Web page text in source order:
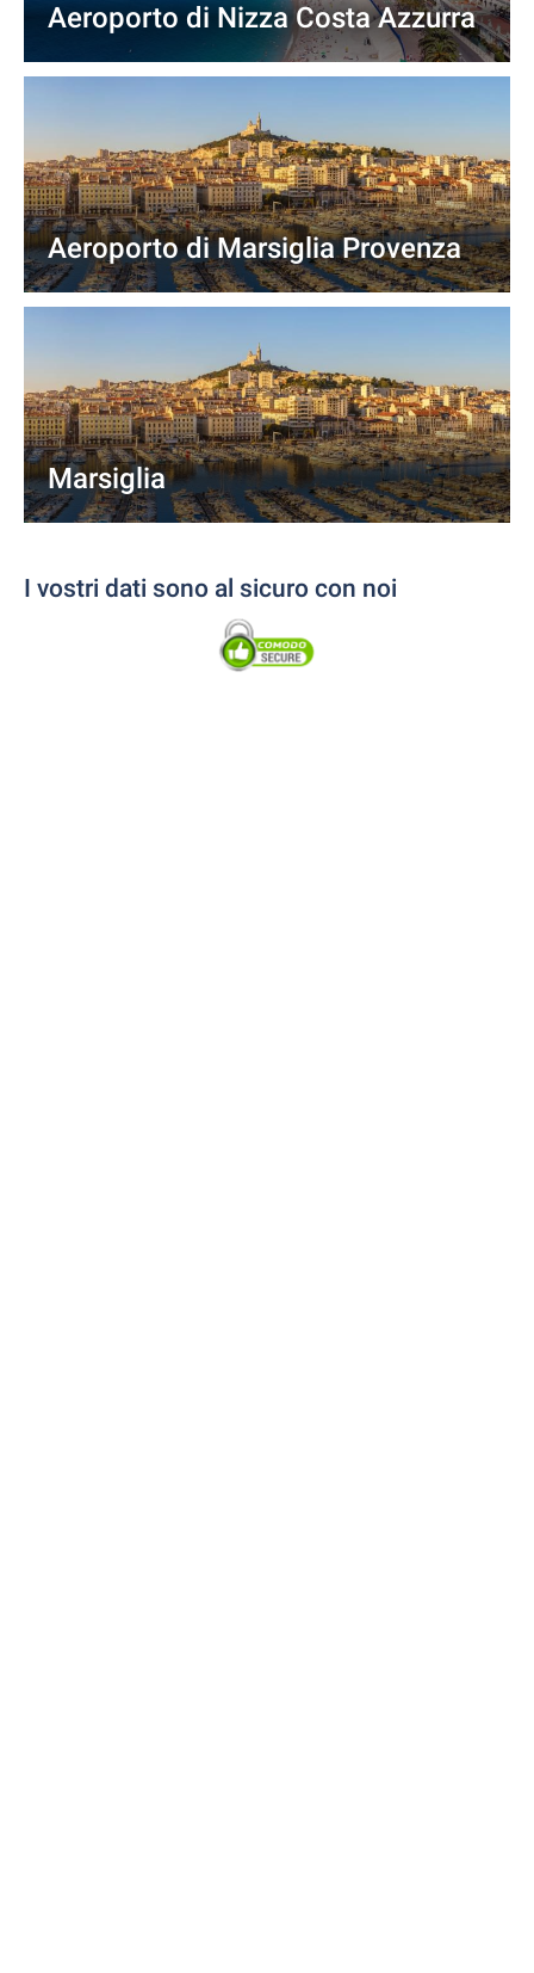
Aeroporto di Nizza Costa Azzurra
Aeroporto di Marsiglia Provenza
Marsiglia
I vostri dati sono al sicuro con noi